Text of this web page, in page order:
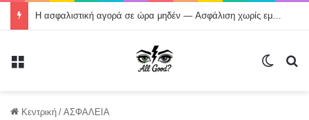
Η ασφαλιστική αγορά σε ώρα μηδέν — Aσφάλιση χωρίς εμπιστοσύνη; Tέλος!
Κεντρική / ΑΣΦΑΛΕΙΑ